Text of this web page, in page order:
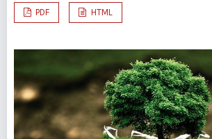
PDF HTML